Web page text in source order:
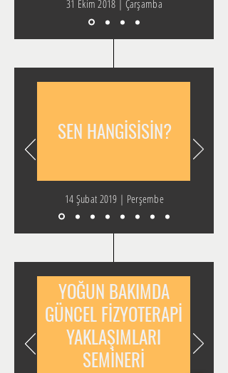
31 Ekim 2018 | Çarşamba
SEN HANGİSİSİN?
14 Şubat 2019 | Perşembe
YOĞUN BAKIMDA
GÜNCEL FİZYOTERAPİ
YAKLAŞIMLARI
SEMİNERİ